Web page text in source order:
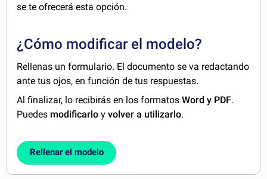
se te ofrecerá esta opción.
¿Cómo modificar el modelo?
Rellenas un formulario. El documento se va redactando
ante tus ojos, en función de tus respuestas.
Al finalizar, lo recibirás en los formatosWord y PDF.
Puedes modificarlo yvolver a utilizarlo.
Rellenar el modelo